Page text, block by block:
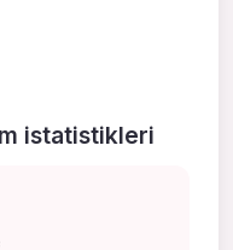
istatistikleri